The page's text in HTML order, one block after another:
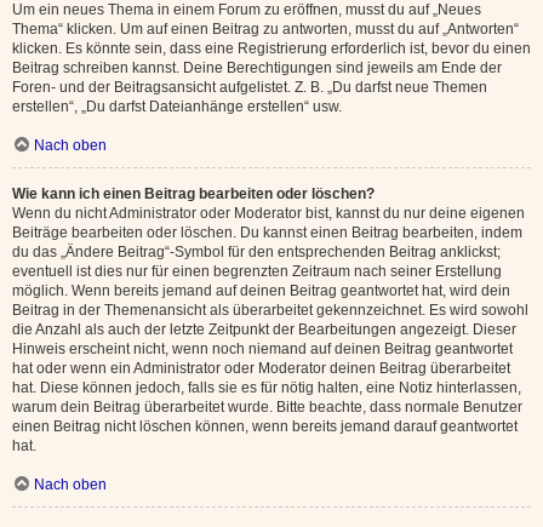
Um ein neues Thema in einem Forum zu eröffnen, musst du auf „Neues
Thema“ klicken. Um auf einen Beitrag zu antworten, musst du auf „Antworten“
klicken. Es könnte sein, dass eine Registrierung erforderlich ist, bevor du einen
Beitrag schreiben kannst. Deine Berechtigungen sind jeweils am Ende der
Foren- und der Beitragsansicht aufgelistet. Z. B. „Du darfst neue Themen
erstellen“, „Du darfst Dateianhänge erstellen“ usw.
Nach oben
Wie kann ich einen Beitrag bearbeiten oder löschen?
Wenn du nicht Administrator oder Moderator bist, kannst du nur deine eigenen
Beiträge bearbeiten oder löschen. Du kannst einen Beitrag bearbeiten, indem
du das „Ändere Beitrag“-Symbol für den entsprechenden Beitrag anklickst;
eventuell ist dies nur für einen begrenzten Zeitraum nach seiner Erstellung
möglich. Wenn bereits jemand auf deinen Beitrag geantwortet hat, wird dein
Beitrag in der Themenansicht als überarbeitet gekennzeichnet. Es wird sowohl
die Anzahl als auch der letzte Zeitpunkt der Bearbeitungen angezeigt. Dieser
Hinweis erscheint nicht, wenn noch niemand auf deinen Beitrag geantwortet
hat oder wenn ein Administrator oder Moderator deinen Beitrag überarbeitet
hat. Diese können jedoch, falls sie es für nötig halten, eine Notiz hinterlassen,
warum dein Beitrag überarbeitet wurde. Bitte beachte, dass normale Benutzer
einen Beitrag nicht löschen können, wenn bereits jemand darauf geantwortet
hat.
Nach oben